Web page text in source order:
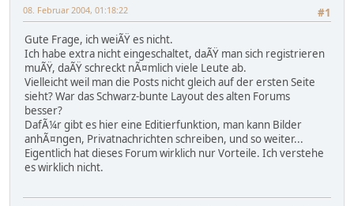
#1
08. Februar 2004, 01:18:22
Gute Frage, ich weiÃŸ es nicht.
Ich habe extra nicht eingeschaltet, daÃŸ man sich registrieren
muÃŸ, daÃŸ schreckt nÃ¤mlich viele Leute ab.
Vielleicht weil man die Posts nicht gleich auf der ersten Seite
sieht? War das Schwarz-bunte Layout des alten Forums
besser?
DafÃ¼r gibt es hier eine Editierfunktion, man kann Bilder
anhÃ¤ngen, Privatnachrichten schreiben, und so weiter...
Eigentlich hat dieses Forum wirklich nur Vorteile. Ich verstehe
es wirklich nicht.